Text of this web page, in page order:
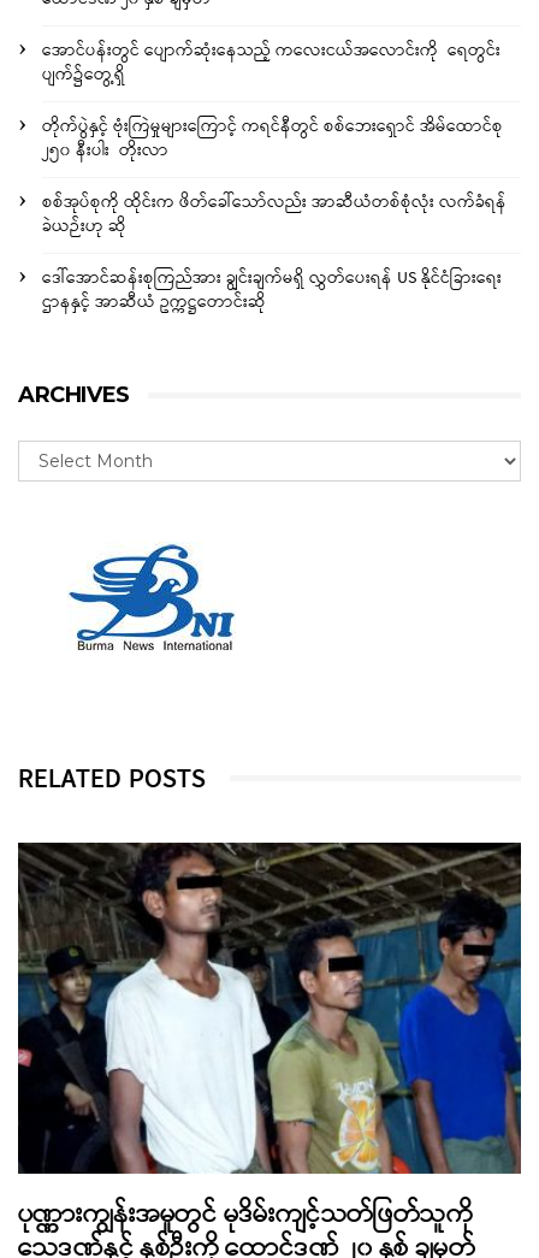
အောင်ပန်းတွင် ပျောက်ဆုံးနေသည့် ကလေးငယ်အလောင်းကို ရေတွင်း
ပျက်၌တွေ့ရှိ
တိုက်ပွဲနှင့် ဗုံးကြဲမှုများကြောင့် ကရင်နီတွင် စစ်ဘေးရှောင် အိမ်ထောင်စု
၂၅၀ နီးပါး တိုးလာ
စစ်အုပ်စုကို ထိုင်းက ဖိတ်ခေါ်သော်လည်း အာဆီယံတစ်စုံလုံး လက်ခံရန်
ခဲယဉ်းဟု ဆို
ဒေါ်အောင်ဆန်းစုကြည်အား ချွင်းချက်မရှိ လွှတ်ပေးရန် US နိုင်ငံခြားရေး
ဌာနနှင့် အာဆီယံ ဥက္ကဋ္ဌတောင်းဆို
ARCHIVES
RELATED POSTS
ပုဏ္ဏားကျွန်းအမှုတွင် မုဒိမ်းကျင့်သတ်ဖြတ်သူကို
သေဒဏ်နှင့် နှစ်ဦးကို ထောင်ဒဏ် ၂၀ နှစ် ချမှတ်